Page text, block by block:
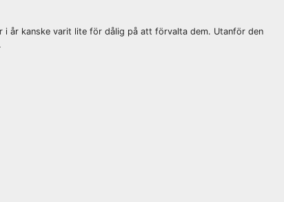
i år kanske varit lite för dålig på att förvalta dem. Utanför den